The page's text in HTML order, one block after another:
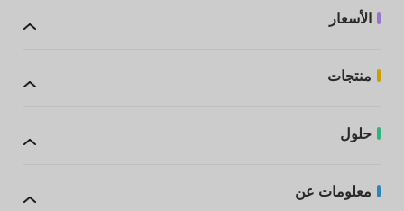
الأسعار
منتجات
حلول
معلومات عن